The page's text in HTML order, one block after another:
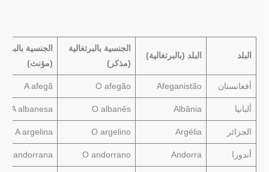
البلد البلد (بالبرتغالية)
الجنسية بالبرتغالية
(مذكر)
الجنسية
(مؤنث)
أفغانستان Afeganistão
O afegão
A afegã
ألبانيا Albânia
O albanês
A albanesa
الجزائر Argélia
O argelino
A argelina
أندورا Andorra
O andorrano
A andorrana